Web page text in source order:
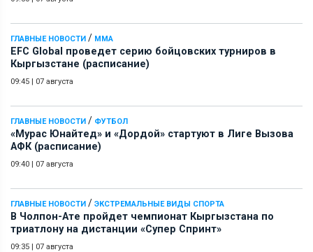
ГЛАВНЫЕ НОВОСТИ / ММА
EFC Global проведет серию бойцовских турниров в
Кыргызстане (расписание)
09:45 | 07 августа
ГЛАВНЫЕ НОВОСТИ / ФУТБОЛ
«Мурас Юнайтед» и «Дордой» стартуют в Лиге Вызова
АФК (расписание)
09:40 | 07 августа
ГЛАВНЫЕ НОВОСТИ / ЭКСТРЕМАЛЬНЫЕ ВИДЫ СПОРТА
В Чолпон-Ате пройдет чемпионат Кыргызстана по
триатлону на дистанции «Супер Спринт»
09:35 | 07 августа